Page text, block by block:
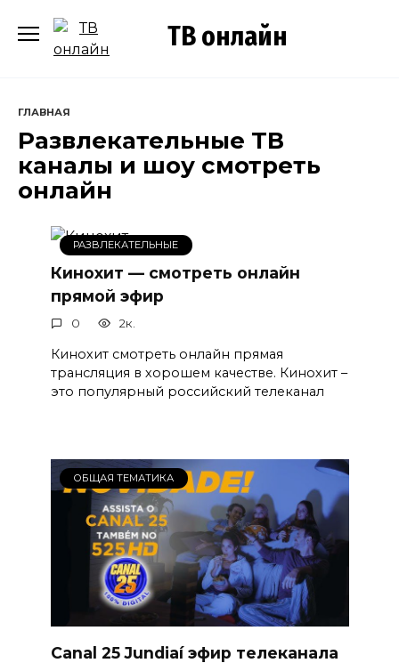
содержанию
ТВ онлайн
ГЛАВНАЯ
Развлекательные ТВ
каналы и шоу смотреть
онлайн
РАЗВЛЕКАТЕЛЬНЫЕ
Кинохит — смотреть онлайн
прямой эфир
0 2к.
Кинохит смотреть онлайн прямая
трансляция в хорошем качестве. Кинохит –
это популярный российский телеканал
ОБЩАЯ ТЕМАТИКА
Canal 25 Jundiaí эфир телеканала